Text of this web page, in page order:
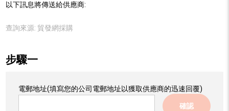
以下訊息將傳送給供應商:
查詢來源: 貿發網採購
步驟一
電郵地址(填寫您的公司電郵地址以獲取供應商的迅速回覆)
確認